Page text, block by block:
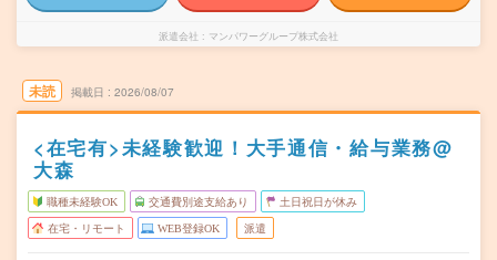
派遣会社 マンパワーグループ株式会社
未読 掲載日 2026/08/07
<在宅有>未経験歓迎！大手通信・給与業務@
大森
職種未経験OK 交通費別途支給あり 土日祝日が休み
在宅・リモート WEB登録OK 派遣